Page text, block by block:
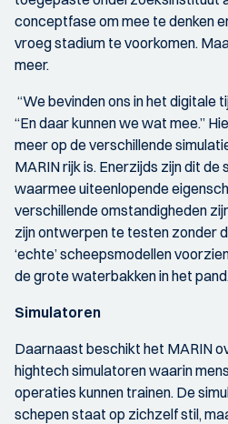
conceptfase om mee te denken
vroeg stadium te voorkomen.
meer.
“We bevinden ons in het digitale
“En daar kunnen we wat mee.”
meer op de verschillende
MARIN rijk is. Enerzijds zijn dit de
waarmee uiteenlopende
verschillende omstandigheden
zijn ontwerpen te testen zonder
‘echte’ scheepsmodellen
de grote waterbakken in het pand.
Simulatoren
Daarnaast beschikt het MARIN
hightech simulatoren waarin
operaties kunnen trainen. De
schepen staat op zichzelf stil,